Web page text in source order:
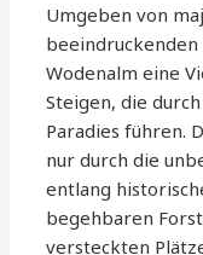
Umgeben von
Wodenalm eine
Steigen, die
Paradies führen.
nur durch die
entlang
begehbaren
versteckten